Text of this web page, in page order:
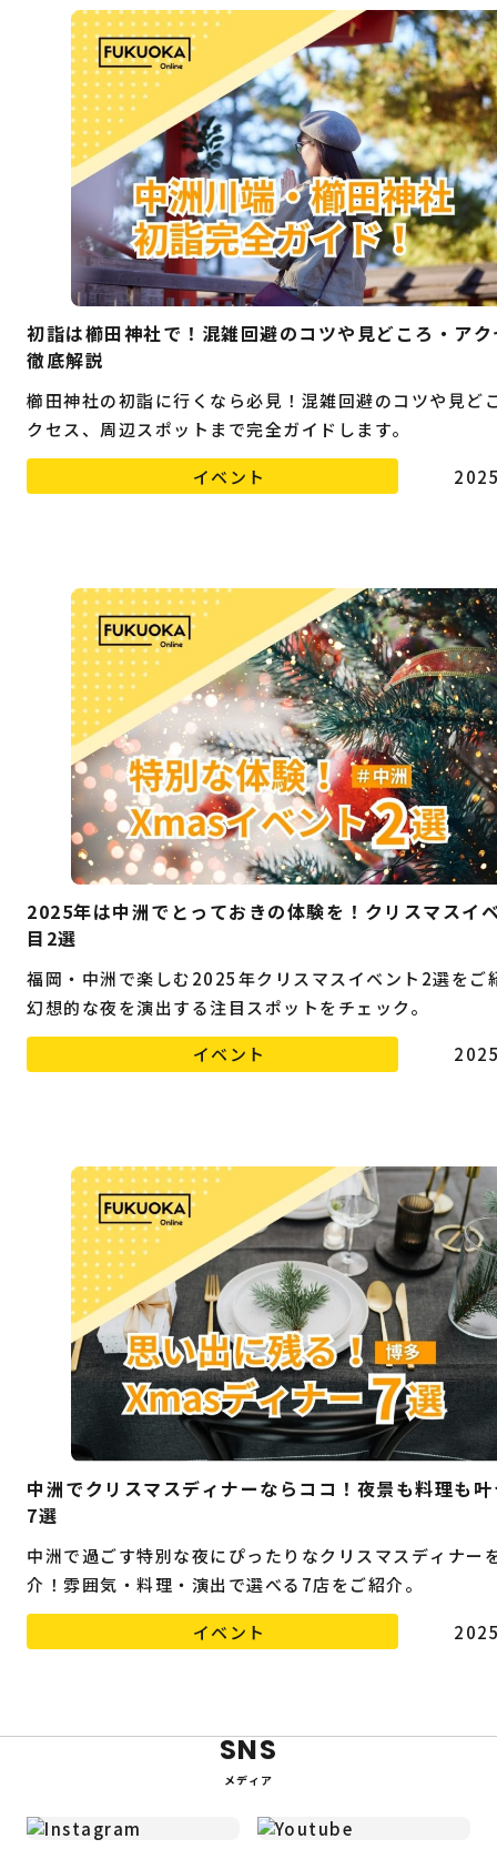
初詣は櫛田神社で！混雑回避のコツや見どころ・ア
徹底解説
櫛田神社の初詣に行くなら必見！混雑回避のコツや見ど
クセス、周辺スポットまで完全ガイドします。
イベント
2025年は中洲でとっておきの体験を！クリスマスイ
目2選
福岡・中洲で楽しむ2025年クリスマスイベント2選をご
幻想的な夜を演出する注目スポットをチェック。
イベント
中洲でクリスマスディナーならココ！夜景も料理も
7選
中洲で過ごす特別な夜にぴったりなクリスマスディナー
介！雰囲気・料理・演出で選べる7店をご紹介。
イベント
SNS
メディア